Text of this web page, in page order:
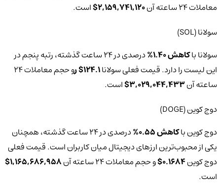
معاملات 24 ساعته آن
2,159,741,120$ است.
سولانا (SOL)
سولانا باکاهش 1.40%
درصدی در 24 ساعت گذشته، رتبه پنجم در
این لیست را دارد.‌ قیمت فعلی سولانا124.1$ ر
و حجم معاملات 24
ساعته آن3,029,044,433$ است.
دوج‌ کوین (DOGE)
دوج‌ کوین باکاهش 0.55%
درصدی در 24 ساعت گذشته، همچنان
یکی از محبوب‌ترین ارزهای دیجیتال میان کاربران است. قیمت فعلی
دوج‌ کوین‌0.1684$ و حجم معاملات 24 ساعته آن
1,165,686,958$
است.